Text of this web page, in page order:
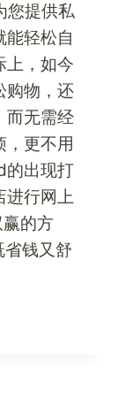
提供私
能轻松自
上，如今
购物，还
而无需经
，更不用
的出现打
进行网上
的方
钱又舒